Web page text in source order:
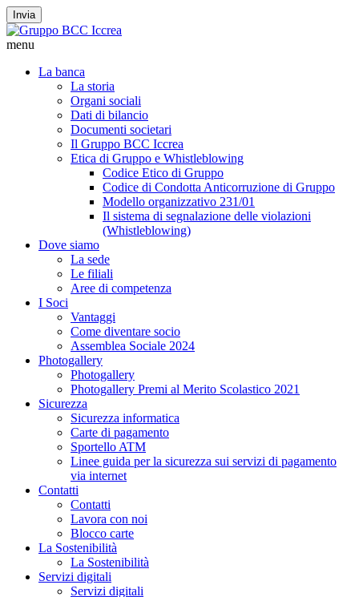
Invia
menu
La banca
La storia
Organi sociali
Dati di bilancio
Documenti societari
Il Gruppo BCC Iccrea
Etica di Gruppo e Whistleblowing
Codice Etico di Gruppo
Codice di Condotta Anticorruzione di Gruppo
Modello organizzativo 231/01
Il sistema di segnalazione delle violazioni
(Whistleblowing)
Dove siamo
La sede
Le filiali
Aree di competenza
I Soci
Vantaggi
Come diventare socio
Assemblea Sociale 2024
Photogallery
Photogallery
Photogallery Premi al Merito Scolastico 2021
Sicurezza
Sicurezza informatica
Carte di pagamento
Sportello ATM
Linee guida per la sicurezza sui servizi di pagamento
via internet
Contatti
Contatti
Lavora con noi
Blocco carte
La Sostenibilità
La Sostenibilità
Servizi digitali
Servizi digitali